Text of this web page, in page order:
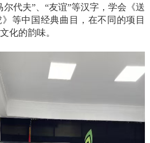
代夫”、“友谊”等汉字，学会《送
等中国经典曲目，在不同的项目
化的韵味。